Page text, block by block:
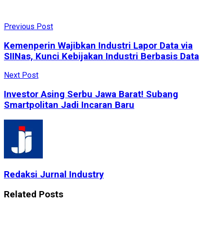
Previous Post
Kemenperin Wajibkan Industri Lapor Data via
SIINas, Kunci Kebijakan Industri Berbasis Data
Next Post
Investor Asing Serbu Jawa Barat! Subang
Smartpolitan Jadi Incaran Baru
Redaksi Jurnal Industry
Related Posts